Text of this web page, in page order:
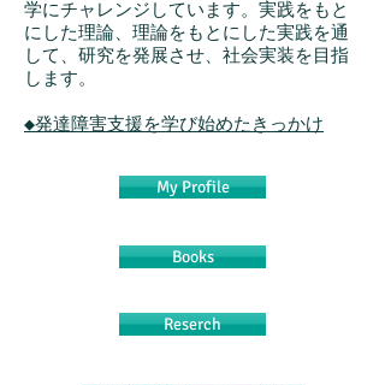
学にチャレンジしています。実践をもと
にした理論、理論をもとにした実践を通
して、研究を発展させ、社会実装を目指
します。
​◆発達障害支援を学び始めたきっかけ
My Profile
Books
Reserch